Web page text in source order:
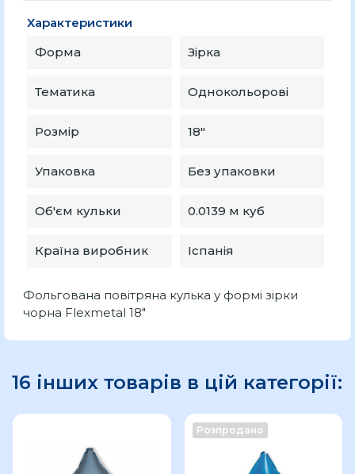
Характеристики
Форма
Зірка
Тематика Однокольорові
Розмір 18″
Упаковка Без упаковки
Об'єм кульки 0.0139 м куб
Країна виробник Іспанія
Фольгована повітряна кулька у формі зірки
чорна Flexmetal 18"
16 інших товарів в цій категорії:
Розпродано